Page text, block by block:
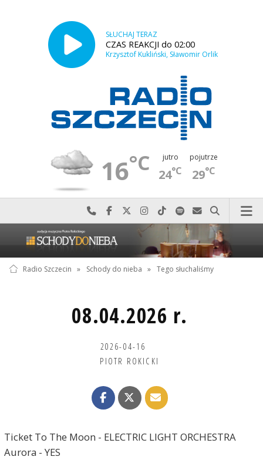
SŁUCHAJ TERAZ
CZAS REAKCJI do 02:00
Krzysztof Kukliński, Sławomir Orlik
16°C jutro
24°C
pojutrze
29°C
Najlepiej po prostu do nas zadzwoń
Odwiedź nas na Facebook-u
Odwiedź nas na X
Odwiedź nas na Instagram-ie
Odwiedź nas na TikTok-u
Szukaj nas na Spotify
Wyślij do nas
Szukaj
Radio Szczecin » Schody do nieba » Tego słuchaliśmy
08.04.2026 r.
2026-04-16
PIOTR ROKICKI
Ticket To The Moon - ELECTRIC LIGHT ORCHESTRA
Aurora - YES